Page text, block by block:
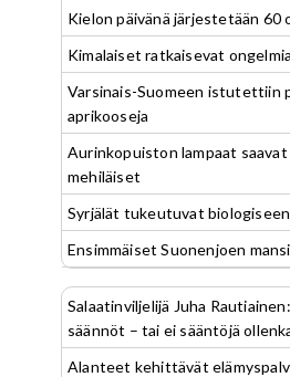
Kielon päivänä järjestetään
Kimalaiset ratkaisevat
Varsinais-Suomeen istutettiin
aprikooseja
Aurinkopuiston lampaat
mehiläiset
Syrjälät tukeutuvat
Ensimmäiset Suonenjoen
Salaatinviljelijä Juha
säännöt – tai ei sääntöjä
Alanteet kehittävät